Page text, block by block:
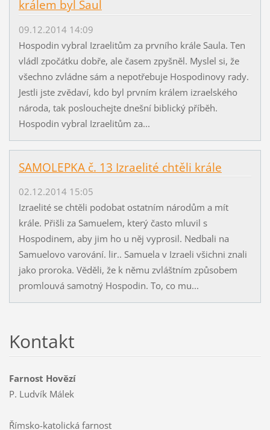
králem byl Saul
09.12.2014 14:09
Hospodin vybral Izraelitům za prvního krále Saula. Ten
vládl zpočátku dobře, ale časem zpyšněl. Myslel si, že
všechno zvládne sám a nepotřebuje Hospodinovy rady.
Jestli jste zvědaví, kdo byl prvním králem izraelského
národa, tak poslouchejte dnešní biblický příběh.
Hospodin vybral Izraelitům za...
SAMOLEPKA č. 13 Izraelité chtěli krále
02.12.2014 15:05
Izraelité se chtěli podobat ostatním národům a mít
krále. Přišli za Samuelem, který často mluvil s
Hospodinem, aby jim ho u něj vyprosil. Nedbali na
Samuelovo varování. lir.. Samuela v Izraeli všichni znali
jako proroka. Věděli, že k němu zvláštním způsobem
promlouvá samotný Hospodin. To, co mu...
Kontakt
Farnost Hovězí
P. Ludvík Málek
Římsko-katolická farnost